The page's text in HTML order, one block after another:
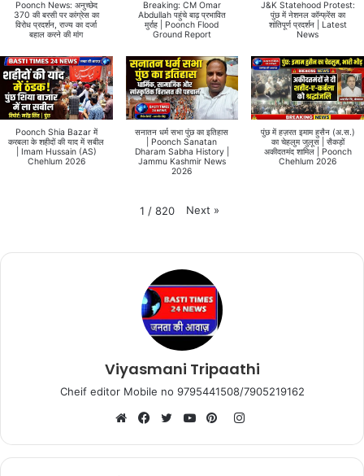
Poonch News: अनुच्छेद
370 की बरसी पर कांग्रेस का
विरोध प्रदर्शन, राज्य का दर्जा
बहाल करने की मांग
Breaking: CM Omar
Abdullah पहुंचे बाढ़ प्रभावित
मुर्राह | Poonch Flood
Ground Report
J&K Statehood Protest:
पुंछ में नेशनल कॉन्फ्रेंस का
शांतिपूर्ण प्रदर्शन | Latest
News
Poonch Shia Bazar में
करबला के शहीदों की याद में सबील
| Imam Hussain (AS)
Chehlum 2026
सनातन धर्म सभा पुंछ का इतिहास
| Poonch Sanatan
Dharam Sabha History |
Jammu Kashmir News
2026
पुंछ में हज़रत इमाम हुसैन (अ.स.)
का चेहलुम जुलूस | सैकड़ों
अकीदतमंद शामिल | Poonch
Chehlum 2026
1 / 820 Next »
Viyasmani Tripaathi
Cheif editor Mobile no 9795441508/7905219162
Instagram